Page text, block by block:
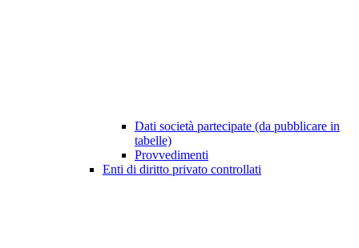
Dati società partecipate (da pubblicare in
tabelle)
Provvedimenti
Enti di diritto privato controllati